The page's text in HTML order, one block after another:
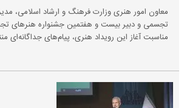
معاون امور هنری وزارت فرهنگ و ارشاد اسلامی،
تجسمی و دبیر بیست و هفتمین جشنواره هنرهای
مناسبت آغاز این رویداد هنری، پیام‌های جداگانه‌ای